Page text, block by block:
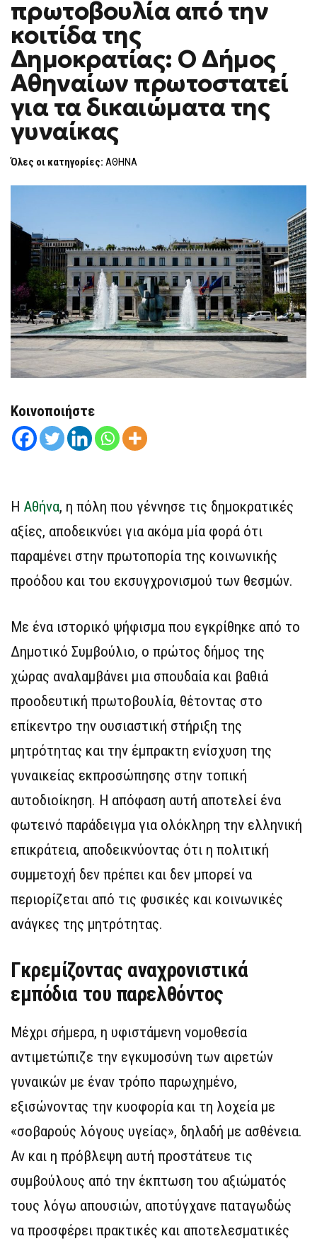
ΑΠΌ
ΤΗΝ
ΚΟΙΤΊΔΑ
ΤΗΣ
ΔΗΜΟΚΡΑΤΊΑΣ:
Ο
ΔΉΜΟΣ
ΑΘΗΝΑΊΩΝ
ΠΡΩΤΟΣΤΑΤΕΊ
ΓΙΑ
ΤΑ
πρωτοβουλία από την
κοιτίδα της
Δημοκρατίας: Ο Δήμος
Αθηναίων πρωτοστατεί
για τα δικαιώματα της
γυναίκας
Όλες οι κατηγορίες: ΑΘΗΝΑ
Κοινοποιήστε
Η Αθήνα, η πόλη που γέννησε τις δημοκρατικές
αξίες, αποδεικνύει για ακόμα μία φορά ότι
παραμένει στην πρωτοπορία της κοινωνικής
προόδου και του εκσυγχρονισμού των θεσμών.
Με ένα ιστορικό ψήφισμα που εγκρίθηκε από το
Δημοτικό Συμβούλιο, ο πρώτος δήμος της
χώρας αναλαμβάνει μια σπουδαία και βαθιά
προοδευτική πρωτοβουλία, θέτοντας στο
επίκεντρο την ουσιαστική στήριξη της
μητρότητας και την έμπρακτη ενίσχυση της
γυναικείας εκπροσώπησης στην τοπική
αυτοδιοίκηση. Η απόφαση αυτή αποτελεί ένα
φωτεινό παράδειγμα για ολόκληρη την ελληνική
επικράτεια, αποδεικνύοντας ότι η πολιτική
συμμετοχή δεν πρέπει και δεν μπορεί να
περιορίζεται από τις φυσικές και κοινωνικές
ανάγκες της μητρότητας.
Γκρεμίζοντας αναχρονιστικά
εμπόδια του παρελθόντος
Μέχρι σήμερα, η υφιστάμενη νομοθεσία
αντιμετώπιζε την εγκυμοσύνη των αιρετών
γυναικών με έναν τρόπο παρωχημένο,
εξισώνοντας την κυοφορία και τη λοχεία με
«σοβαρούς λόγους υγείας», δηλαδή με ασθένεια.
Αν και η πρόβλεψη αυτή προστάτευε τις
συμβούλους από την έκπτωση του αξιώματός
τους λόγω απουσιών, αποτύγχανε παταγωδώς
να προσφέρει πρακτικές και αποτελεσματικές